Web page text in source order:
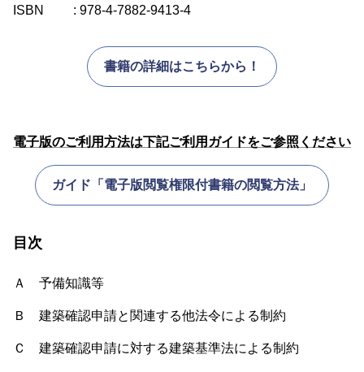
ISBN : 978-4-7882-9413-4
書籍の詳細はこちらから！
電子版のご利用方法は下記ご利用ガイドをご参照ください
ガイド「電子版閲覧権限付書籍の閲覧方法」
目次
Ａ 予備知識等
Ｂ 建築確認申請と関連する他法令による制約
Ｃ 建築確認申請に対する建築基準法による制約